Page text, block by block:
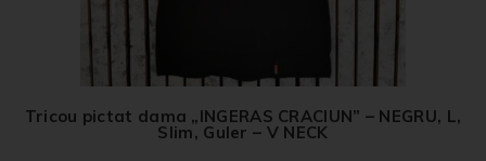
Tricou pictat dama „INGERAS CRACIUN” – NEGRU, L,
Slim, Guler – V NECK